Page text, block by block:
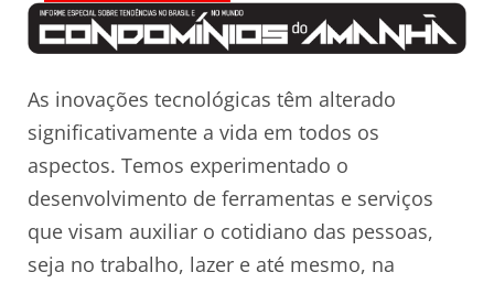
As inovações tecnológicas têm alterado
significativamente a vida em todos os
aspectos. Temos experimentado o
desenvolvimento de ferramentas e serviços
que visam auxiliar o cotidiano das pessoas,
seja no trabalho, lazer e até mesmo, na